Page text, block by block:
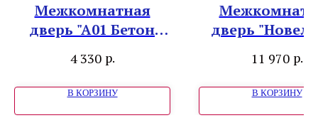
Межкомнатная
дверь "A01 Бетон
white glass"
4 330 р.
В КОРЗИНУ
дверь
Премиум
11 970 р.
В КОРЗИНУ